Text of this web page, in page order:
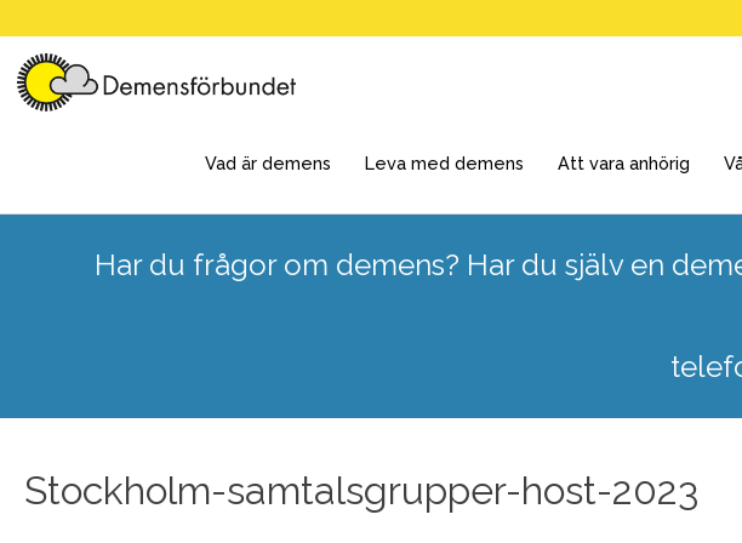
to
content
Vad är demens Leva med demens Att vara anhörig
Har du frågor om demens? Har du själv en
Stockholm-samtalsgrupper-host-2023